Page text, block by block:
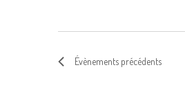
Évènements précédents